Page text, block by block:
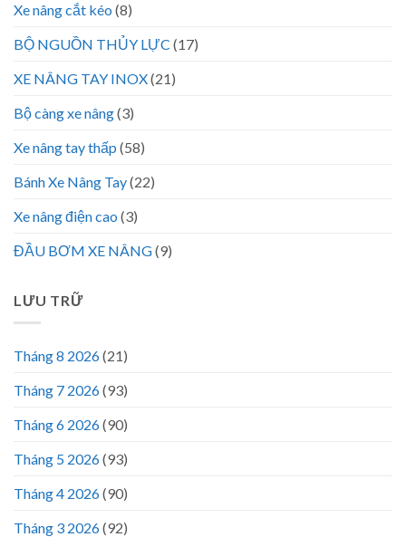
Xe nâng cắt kéo (8)
BỘ NGUỒN THỦY LỰC (17)
XE NÂNG TAY INOX(21)
Bộ càng xe nâng(3)
Xe nâng tay thấp (58)
Bánh Xe Nâng Tay(22)
Xe nâng điện cao (3)
ĐẦU BƠM XE NÂNG(9)
LƯU TRỮ
Tháng 8 2026(21)
Tháng 7 2026(93)
Tháng 6 2026(90)
Tháng 5 2026(93)
Tháng 4 2026(90)
Tháng 3 2026(92)